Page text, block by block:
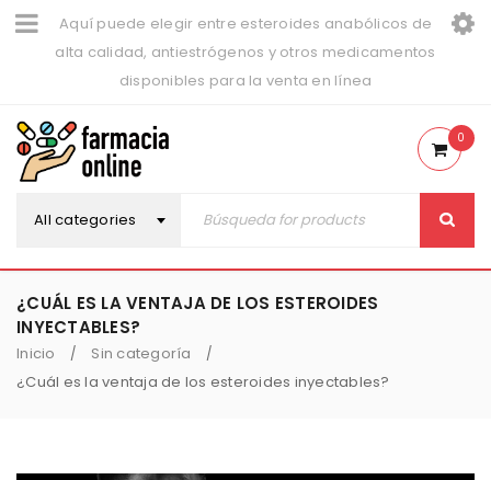
Aquí puede elegir entre esteroides anabólicos de
alta calidad, antiestrógenos y otros medicamentos
disponibles para la venta en línea
All categories
0
¿CUÁL ES LA VENTAJA DE LOS ESTEROIDES
INYECTABLES?
Inicio / Sin categoría /
¿Cuál es la ventaja de los esteroides inyectables?